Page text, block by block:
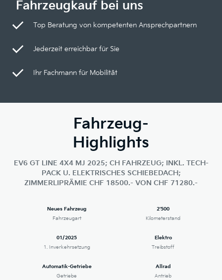
Fahrzeugkauf bei uns
Top Beratung von kompetenten Ansprechpartnern
Jederzeit erreichbar für Sie
Ihr Fachmann für Mobilität
Fahrzeug-
Highlights
EV6 GT LINE 4X4 MJ 2025; CH FAHRZEUG; INKL. TECH-
PACK U. ELEKTRISCHES SCHIEBEDACH;
ZIMMERLIPRÄMIE CHF 18500.- VON CHF 71280.-
Neues Fahrzeug
Fahrzeugart
2'500
Kilometerstand
01/2025
1. Inverkehrsetzung
Elektro
Treibstoff
Automatik-Getriebe
Getriebe
Allrad
Antrieb